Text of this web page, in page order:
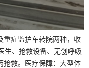
重症监护车转院两种，收
生、抢救设备、无创呼吸
抢救。医疗保障：大型体